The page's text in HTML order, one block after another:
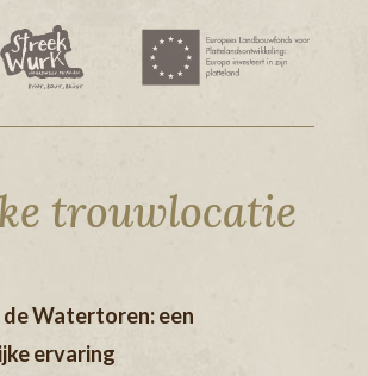
trouwlocatie
de Watertoren: een
ervaring